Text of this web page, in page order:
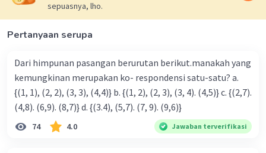
sepuasnya, lho.
Pertanyaan serupa
Dari himpunan pasangan berurutan berikut.manakah yang
kemungkinan merupakan ko- respondensi satu-satu? a.
{(1, 1), (2, 2), (3, 3), (4,4)} b. {(1, 2), (2, 3), (3, 4). (4,5)} c. {(2,7).
(4,8). (6,9). (8,7)} d. {(3.4), (5,7). (7, 9). (9,6)}
74 4.0 Jawaban terverifikasi